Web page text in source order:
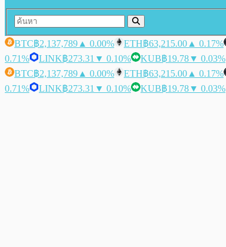
BTC฿2,137,789 ▲ 0.00% ETH฿63,215.00 ▲ 0.17%
0.71%
LINK฿273.31 ▼ 0.10% KUB฿19.78▼ 0.03%
BTC฿2,137,789 ▲ 0.00% ETH฿63,215.00 ▲ 0.17%
0.71%
LINK฿273.31 ▼ 0.10% KUB฿19.78▼ 0.03%